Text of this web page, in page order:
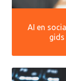
AI en